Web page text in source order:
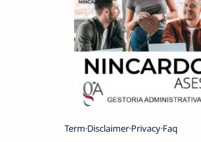
Term Disclaimer Privacy Faq